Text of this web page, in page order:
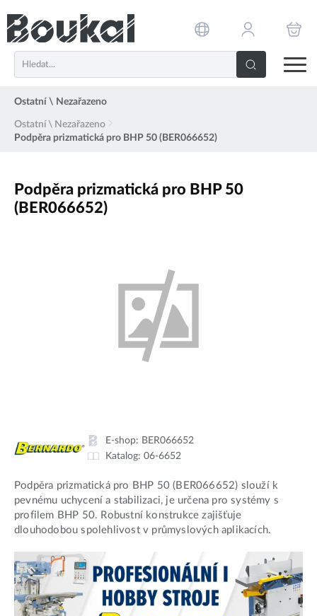
Ostatní \ Nezařazeno
Ostatní \ Nezařazeno
Podpěra prizmatická pro BHP 50 (BER066652)
Podpěra prizmatická pro BHP 50
(BER066652)
E-shop: BER066652
Katalog: 06-6652
Podpěra prizmatická pro BHP 50 (BER066652) slouží k
pevnému uchycení a stabilizaci, je určena pro systémy s
profilem BHP 50. Robustní konstrukce zajišťuje
dlouhodobou spolehlivost v průmyslových aplikacích.